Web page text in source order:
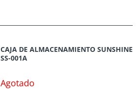
CAJA DE ALMACENAMIENTO SUNSHINE
SS-001A
Agotado